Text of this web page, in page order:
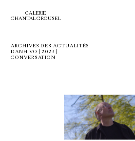
GALERIE
CHANTAL CROUSEL
ARCHIVES DES ACTUALITÉS
DANH VO | 2023 |
CONVERSATION